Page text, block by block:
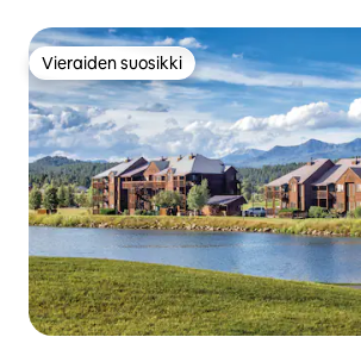
Vieraiden suosikki
Vieraiden suosikki